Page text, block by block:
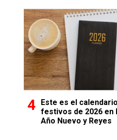
Este es el
festivos de 2026 en
Año Nuevo y Reyes